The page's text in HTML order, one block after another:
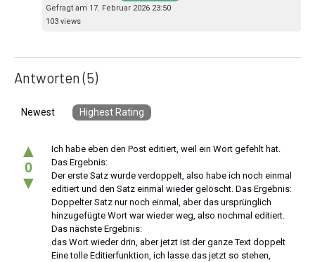
Gefragt am 17. Februar 2026 23:50
103 views
Antworten(5)
Newest Highest Rating
▲
0
▼
Ich habe eben den Post editiert, weil ein Wort gefehlt hat.
Das Ergebnis:
Der erste Satz wurde verdoppelt, also habe ich noch einmal
editiert und den Satz einmal wieder gelöscht. Das Ergebnis:
Doppelter Satz nur noch einmal, aber das ursprünglich
hinzugefügte Wort war wieder weg, also nochmal editiert.
Das nächste Ergebnis:
das Wort wieder drin, aber jetzt ist der ganze Text doppelt
Eine tolle Editierfunktion, ich lasse das jetzt so stehen,